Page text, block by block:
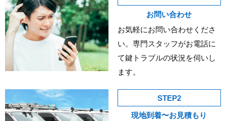
お問い合わせ
お気軽にお問い合わせくださ
い。専門スタッフがお電話に
て鍵トラブルの状況を伺いし
ます。
STEP2
現地到着〜お見積もり